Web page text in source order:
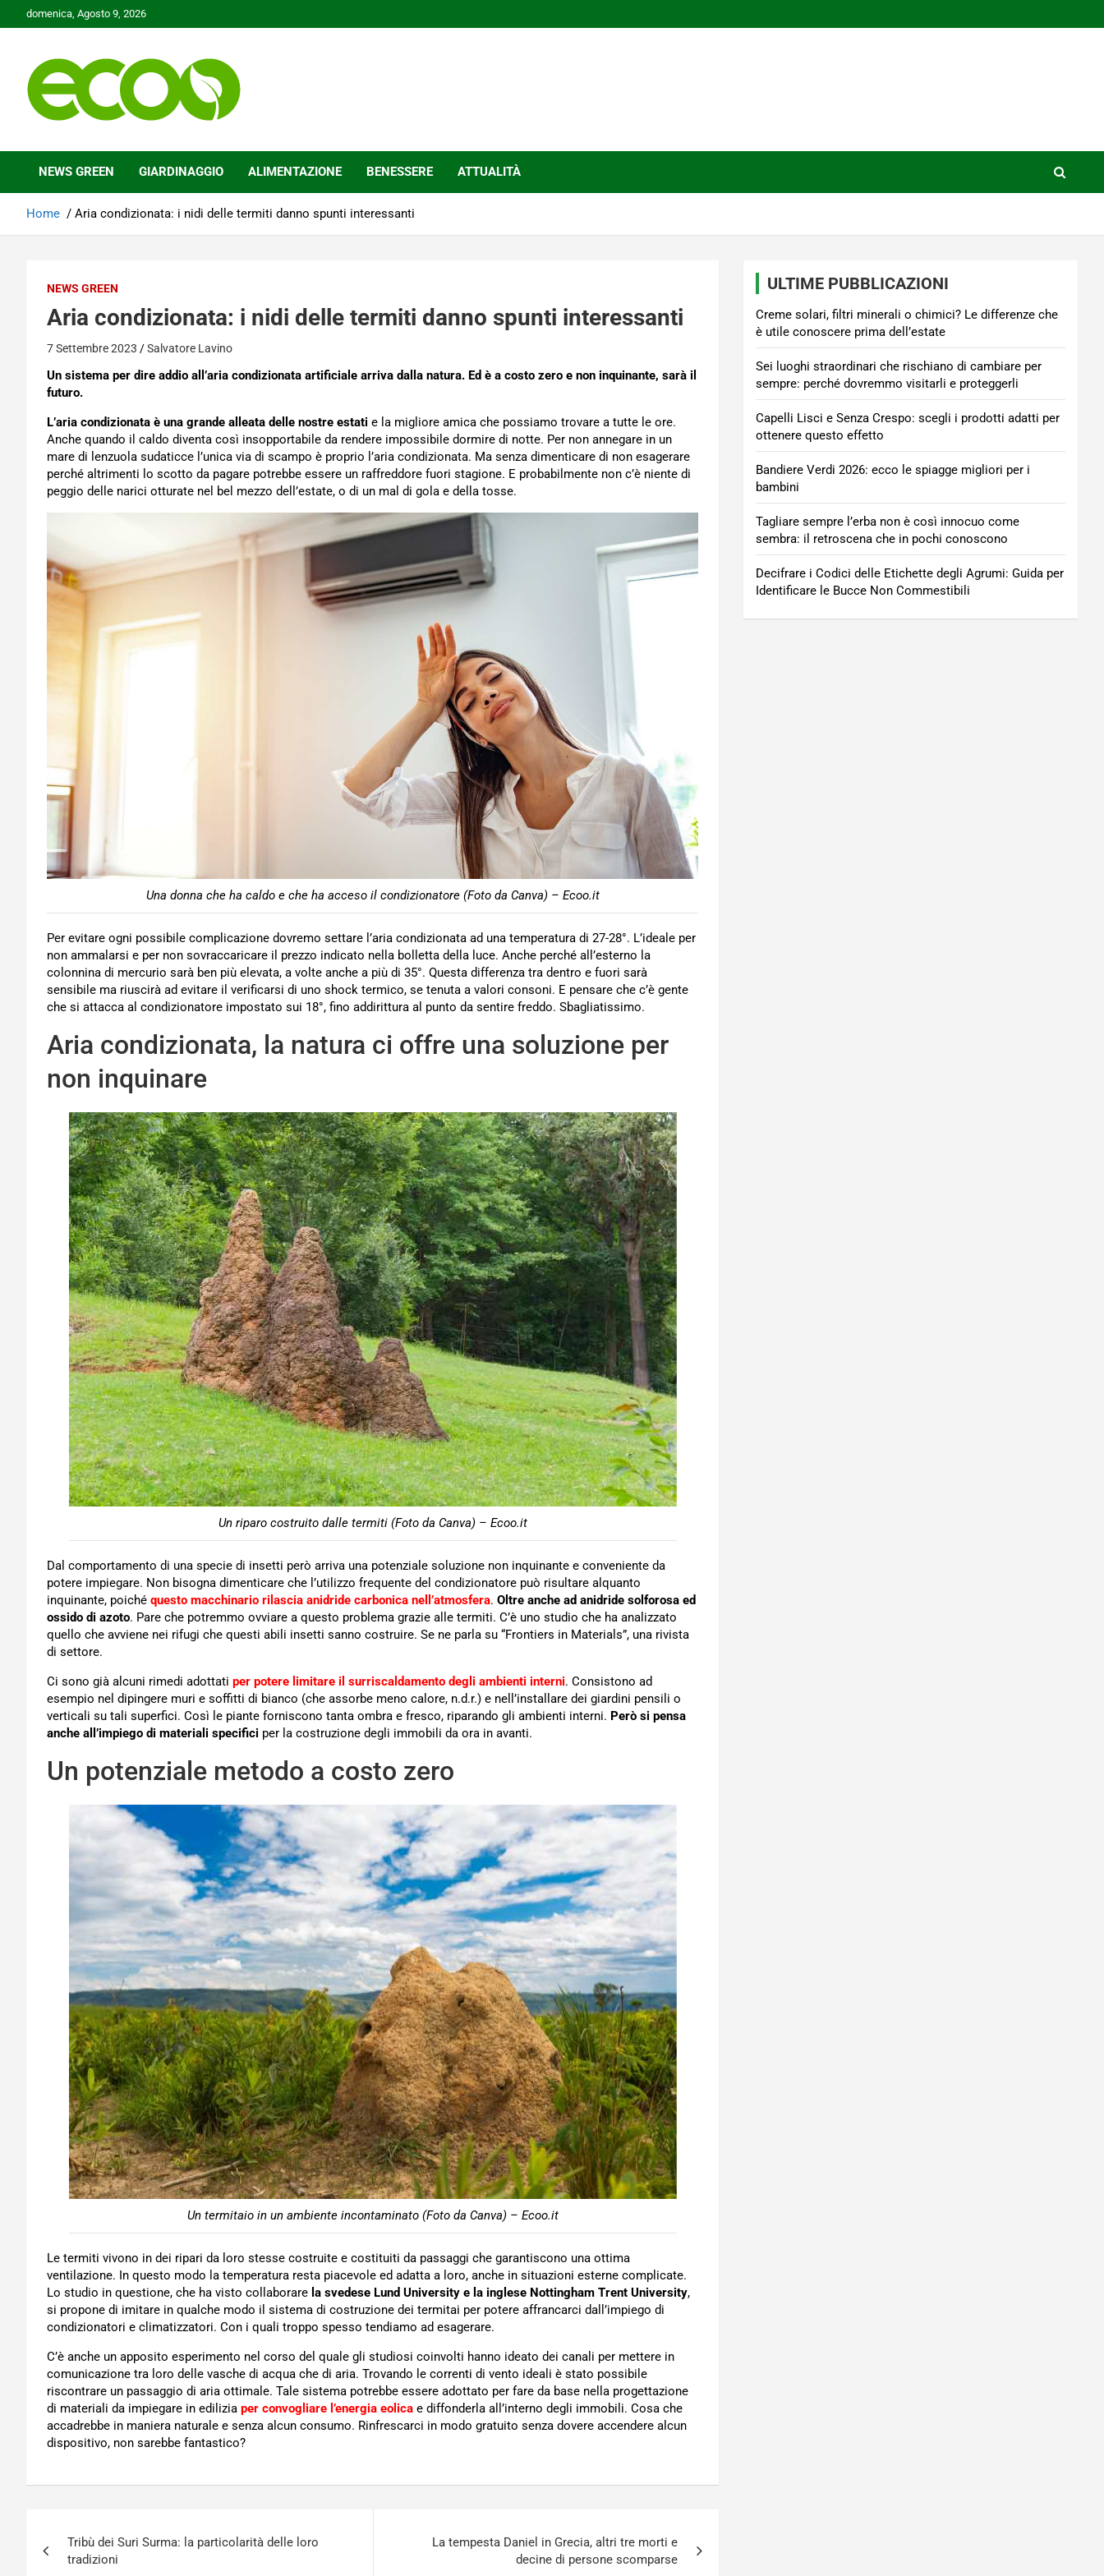
to
domenica, Agosto 9, 2026
Ecoo.it
NEWS GREEN GIARDINAGGIO ALIMENTAZIONE BENESSERE ATTUALITÀ
Home Aria condizionata: i nidi delle termiti danno spunti interessanti
NEWS GREEN
Aria condizionata: i nidi delle termiti danno spunti interessanti
7 Settembre 2023 Salvatore Lavino
Un sistema per dire addio all’aria condizionata artificiale arriva dalla natura. Ed è a costo zero e non inquinante, sarà il
futuro.
L’aria condizionata è una grande alleata delle nostre estati e la migliore amica che possiamo trovare a tutte le ore.
Anche quando il caldo diventa così insopportabile da rendere impossibile dormire di notte. Per non annegare in un
mare di lenzuola sudaticce l’unica via di scampo è proprio l’aria condizionata. Ma senza dimenticare di non esagerare
perché altrimenti lo scotto da pagare potrebbe essere un raffreddore fuori stagione. E probabilmente non c’è niente di
peggio delle narici otturate nel bel mezzo dell’estate, o di un mal di gola e della tosse.
Una donna che ha caldo e che ha acceso il condizionatore (Foto da Canva) – Ecoo.it
Per evitare ogni possibile complicazione dovremo settare l’aria condizionata ad una temperatura di 27-28°. L’ideale per
non ammalarsi e per non sovraccaricare il prezzo indicato nella bolletta della luce. Anche perché all’esterno la
colonnina di mercurio sarà ben più elevata, a volte anche a più di 35°. Questa differenza tra dentro e fuori sarà
sensibile ma riuscirà ad evitare il verificarsi di uno shock termico, se tenuta a valori consoni. E pensare che c’è gente
che si attacca al condizionatore impostato sui 18°, fino addirittura al punto da sentire freddo. Sbagliatissimo.
Aria condizionata, la natura ci offre una soluzione per
non inquinare
Un riparo costruito dalle termiti (Foto da Canva) – Ecoo.it
Dal comportamento di una specie di insetti però arriva una potenziale soluzione non inquinante e conveniente da
potere impiegare. Non bisogna dimenticare che l’utilizzo frequente del condizionatore può risultare alquanto
inquinante, poiché questo macchinario rilascia anidride carbonica nell’atmosfera. Oltre anche ad anidride solforosa ed
ossido di azoto. Pare che potremmo ovviare a questo problema grazie alle termiti. C’è uno studio che ha analizzato
quello che avviene nei rifugi che questi abili insetti sanno costruire. Se ne parla su “Frontiers in Materials”, una rivista
di settore.
Ci sono già alcuni rimedi adottati per potere limitare il surriscaldamento degli ambienti interni. Consistono ad
esempio nel dipingere muri e soffitti di bianco (che assorbe meno calore, n.d.r.) e nell’installare dei giardini pensili o
verticali su tali superfici. Così le piante forniscono tanta ombra e fresco, riparando gli ambienti interni. Però si pensa
anche all’impiego di materiali specifici per la costruzione degli immobili da ora in avanti.
Un potenziale metodo a costo zero
Un termitaio in un ambiente incontaminato (Foto da Canva) – Ecoo.it
Le termiti vivono in dei ripari da loro stesse costruite e costituiti da passaggi che garantiscono una ottima
ventilazione. In questo modo la temperatura resta piacevole ed adatta a loro, anche in situazioni esterne complicate.
Lo studio in questione, che ha visto collaborare la svedese Lund University e la inglese Nottingham Trent University,
si propone di imitare in qualche modo il sistema di costruzione dei termitai per potere affrancarci dall’impiego di
condizionatori e climatizzatori. Con i quali troppo spesso tendiamo ad esagerare.
C’è anche un apposito esperimento nel corso del quale gli studiosi coinvolti hanno ideato dei canali per mettere in
comunicazione tra loro delle vasche di acqua che di aria. Trovando le correnti di vento ideali è stato possibile
riscontrare un passaggio di aria ottimale. Tale sistema potrebbe essere adottato per fare da base nella progettazione
di materiali da impiegare in edilizia per convogliare l’energia eolica e diffonderla all’interno degli immobili. Cosa che
accadrebbe in maniera naturale e senza alcun consumo. Rinfrescarci in modo gratuito senza dovere accendere alcun
dispositivo, non sarebbe fantastico?
articoli
Tribù dei Suri Surma: la particolarità delle loro
tradizioni
La tempesta Daniel in Grecia, altri tre morti e
decine di persone scomparse
ULTIME PUBBLICAZIONI
Creme solari, filtri minerali o chimici? Le differenze che
è utile conoscere prima dell’estate
Sei luoghi straordinari che rischiano di cambiare per
sempre: perché dovremmo visitarli e proteggerli
Capelli Lisci e Senza Crespo: scegli i prodotti adatti per
ottenere questo effetto
Bandiere Verdi 2026: ecco le spiagge migliori per i
bambini
Tagliare sempre l’erba non è così innocuo come
sembra: il retroscena che in pochi conoscono
Decifrare i Codici delle Etichette degli Agrumi: Guida per
Identificare le Bucce Non Commestibili